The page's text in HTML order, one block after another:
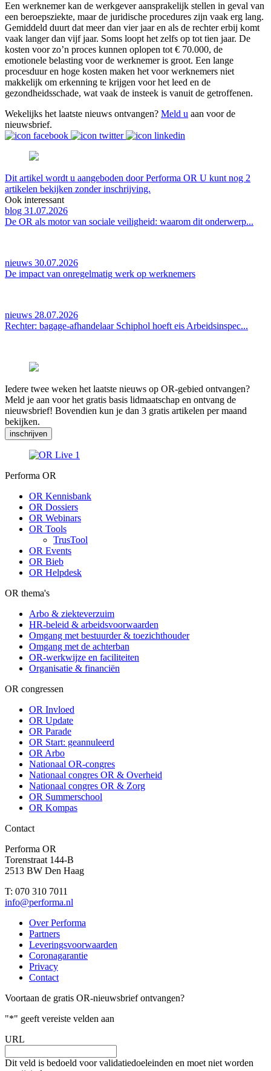
Een werknemer kan de werkgever aansprakelijk stellen in geval van
een beroepsziekte, maar de juridische procedures zijn vaak erg lang.
Gemiddeld duurt dat meer dan vier jaar en als de rechter erbij komt
vaak langer dan vijf jaar. Soms loopt het zelfs op tot tien jaar. De
kosten voor zo’n proces kunnen oplopen tot € 70.000, de
emotionele belasting voor de werknemer is groot. Een lange
procesduur en hoge kosten maken het voor werknemers niet
makkelijk om erkenning te krijgen voor het leed en de
gezondheidsschade, wat vaak de insteek is vanuit de getroffenen.
Wekelijks het laatste nieuws ontvangen? Meld u aan voor de
nieuwsbrief.
Dit artikel wordt u aangeboden door Performa OR U kunt nog 2
artikelen bekijken zonder inschrijving.
Ook interessant
blog 31.07.2026
De OR als motor van sociale veiligheid: waarom dit onderwerp...
nieuws 30.07.2026
De impact van onregelmatig werk op werknemers
nieuws 28.07.2026
Rechter: bagage-afhandelaar Schiphol hoeft eis Arbeidsinspec...
Iedere twee weken het laatste nieuws op OR-gebied ontvangen?
Meld je aan voor het gratis basis lidmaatschap en ontvang de
nieuwsbrief! Bovendien kun je dan 3 gratis artikelen per maand
bekijken.
inschrijven
Performa OR
OR Kennisbank
OR Dossiers
OR Webinars
OR Tools
TrusTool
OR Events
OR Bieb
OR Helpdesk
OR thema's
Arbo & ziekteverzuim
HR-beleid & arbeidsvoorwaarden
Omgang met bestuurder & toezichthouder
Omgang met de achterban
OR-werkwijze en faciliteiten
Organisatie & financiën
OR congressen
OR Invloed
OR Update
OR Parade
OR Start: geannuleerd
OR Arbo
Nationaal OR-congres
Nationaal congres OR & Overheid
Nationaal congres OR & Zorg
OR Summerschool
OR Kompas
Contact
Performa OR
Torenstraat 144-B
2513 BW Den Haag
T: 070 310 7011
info@performa.nl
Over Performa
Partners
Leveringsvoorwaarden
Coronagarantie
Privacy
Contact
Voortaan de gratis OR-nieuwsbrief ontvangen?
"*" geeft vereiste velden aan
URL
Dit veld is bedoeld voor validatiedoeleinden en moet niet worden